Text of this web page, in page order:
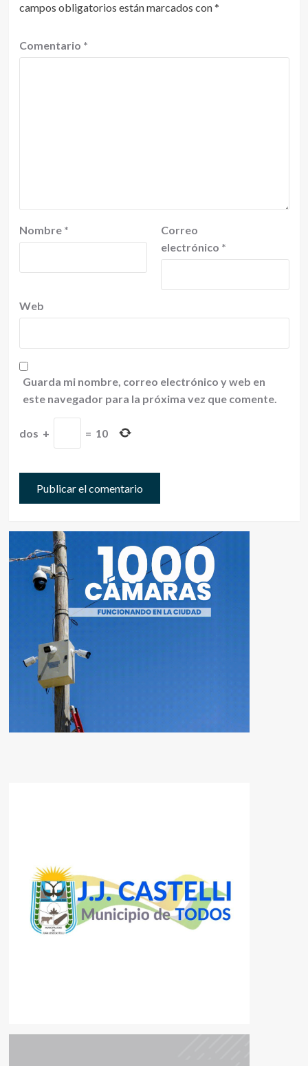
campos obligatorios están marcados con*
Comentario *
Nombre *
Correo
electrónico *
Web
Guarda mi nombre, correo electrónico y web en
este navegador para la próxima vez que comente.
dos + = 10